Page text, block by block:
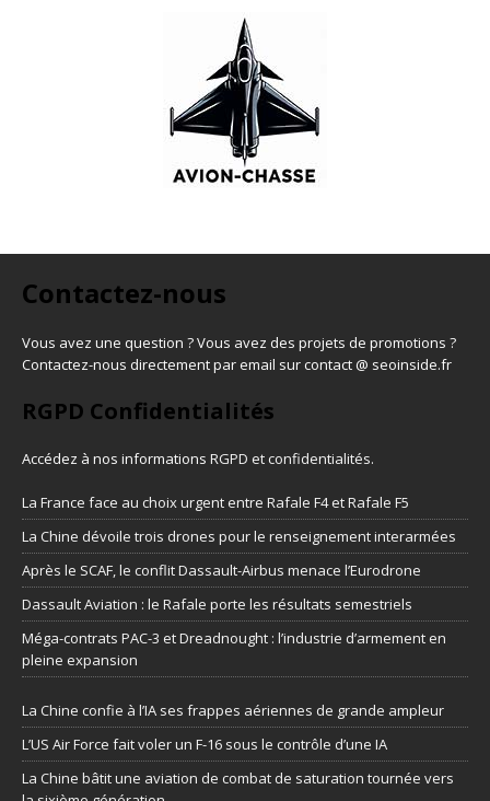
Contactez-nous
Vous avez une question ? Vous avez des projets de promotions ?
Contactez-nous directement par email sur contact @ seoinside.fr
RGPD Confidentialités
Accédez à nos informations RGPD et confidentialités.
La France face au choix urgent entre Rafale F4 et Rafale F5
La Chine dévoile trois drones pour le renseignement interarmées
Après le SCAF, le conflit Dassault-Airbus menace l’Eurodrone
Dassault Aviation : le Rafale porte les résultats semestriels
Méga-contrats PAC-3 et Dreadnought : l’industrie d’armement en
pleine expansion
La Chine confie à l’IA ses frappes aériennes de grande ampleur
L’US Air Force fait voler un F-16 sous le contrôle d’une IA
La Chine bâtit une aviation de combat de saturation tournée vers